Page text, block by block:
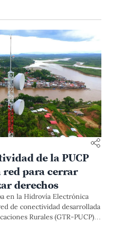
de la PUCP
red para cerrar
derechos
en la Hidrovía Electrónica
de conectividad desarrollada
Rurales (GTR-PUCP)
cómo ha sido el